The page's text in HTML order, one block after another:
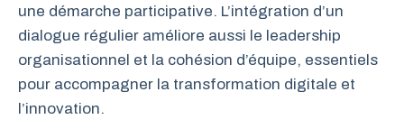
une démarche participative. L’intégration d’un
dialogue régulier améliore aussi le leadership
organisationnel et la cohésion d’équipe, essentiels
pour accompagner la transformation digitale et
l’innovation.